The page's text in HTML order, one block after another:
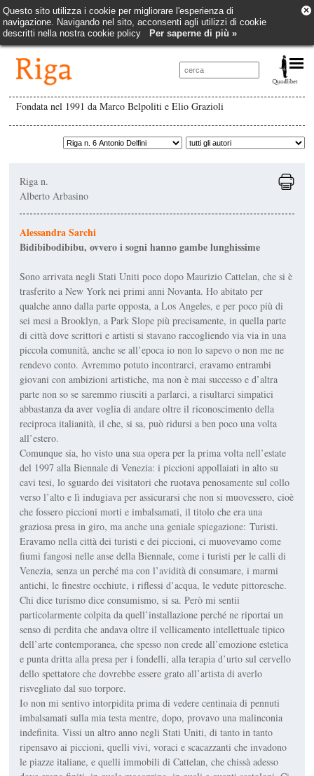
Questo sito utilizza i cookie per migliorare l'esperienza di
navigazione. Navigando nel sito, acconsenti agli utilizzi di cookie
descritti nella nostra cookie policy
Per saperne di più »
×
Fondata nel 1991 da Marco Belpoliti e Elio Grazioli
Riga n.
Alberto Arbasino
Alessandra Sarchi
Bidibibodibibu, ovvero i sogni hanno gambe lunghissime
Sono arrivata negli Stati Uniti poco dopo Maurizio Cattelan, che si è
trasferito a New York nei primi anni Novanta. Ho abitato per
qualche anno dalla parte opposta, a Los Angeles, e per poco più di
sei mesi a Brooklyn, a Park Slope più precisamente, in quella parte
di città dove scrittori e artisti si stavano raccogliendo via via in una
piccola comunità, anche se all’epoca io non lo sapevo o non me ne
rendevo conto. Avremmo potuto incontrarci, eravamo entrambi
giovani con ambizioni artistiche, ma non è mai successo e d’altra
parte non so se saremmo riusciti a parlarci, a risultarci simpatici
abbastanza da aver voglia di andare oltre il riconoscimento della
reciproca italianità, il che, si sa, può ridursi a ben poco una volta
all’estero.
Comunque sia, ho visto una sua opera per la prima volta nell’estate
del 1997 alla Biennale di Venezia: i piccioni appollaiati in alto su
cavi tesi, lo sguardo dei visitatori che ruotava penosamente sul collo
verso l’alto e lì indugiava per assicurarsi che non si muovessero, cioè
che fossero piccioni morti e imbalsamati, il titolo che era una
graziosa presa in giro, ma anche una geniale spiegazione:Turisti.
Eravamo nella città dei turisti e dei piccioni, ci muovevamo come
fiumi fangosi nelle anse della Biennale, come i turisti per le calli di
Venezia, senza un perché ma con l’avidità di consumare, i marmi
antichi, le finestre occhiute, i riflessi d’acqua, le vedute pittoresche.
Chi dice turismo dice consumismo, si sa. Però mi sentii
particolarmente colpita da quell’installazione perché ne riportai un
senso di perdita che andava oltre il vellicamento intellettuale tipico
dell’arte contemporanea, che spesso non crede all’emozione estetica
e punta dritta alla presa per i fondelli, alla terapia d’urto sul cervello
dello spettatore che dovrebbe essere grato all’artista di averlo
risvegliato dal suo torpore.
Io non mi sentivo intorpidita prima di vedere centinaia di pennuti
imbalsamati sulla mia testa mentre, dopo, provavo una malinconia
indefinita. Vissi un altro anno negli Stati Uniti, di tanto in tanto
ripensavo ai piccioni, quelli vivi, voraci e scacazzanti che invadono
le piazze italiane, e quelli immobili di Cattelan, che chissà adesso